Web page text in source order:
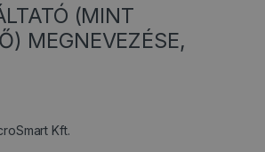
(MINT
MEGNEVEZÉSE,
Kft.